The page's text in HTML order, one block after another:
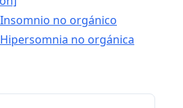
Insomnio no orgánico
Hipersomnia no orgánica